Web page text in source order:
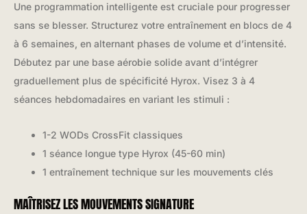
Une programmation intelligente est cruciale pour progresser
sans se blesser. Structurez votre entraînement en blocs de 4
à 6 semaines, en alternant phases de volume et d’intensité.
Débutez par une base aérobie solide avant d’intégrer
graduellement plus de spécificité Hyrox. Visez 3 à 4
séances hebdomadaires en variant les stimuli :
1-2 WODs CrossFit classiques
1 séance longue type Hyrox (45-60 min)
1 entraînement technique sur les mouvements clés
MAÎTRISEZ LES MOUVEMENTS SIGNATURE